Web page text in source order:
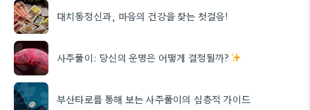
대치동정신과, 마음의 건강을 찾는 첫걸음!
사주풀이: 당신의 운명은 어떻게 결정될까?
부산타로를 통해 보는 사주풀이의 심층적 가이드